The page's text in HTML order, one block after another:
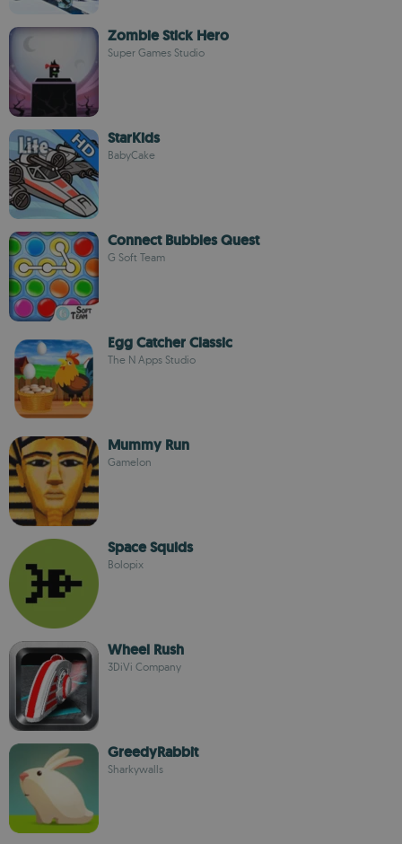
Zombie Stick Hero
Super Games Studio
StarKids
BabyCake
Connect Bubbles Quest
G Soft Team
Egg Catcher Classic
The N Apps Studio
Mummy Run
Gamelon
Space Squids
Bolopix
Wheel Rush
3DiVi Company
GreedyRabbit
Sharkywalls